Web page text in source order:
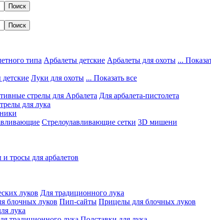
типа Арбалеты детские Арбалеты для охоты ...
Луки для охоты ... Показать все
стрелы для Арбалета Для арбалета-пистолета
для лука
Стрелоулавливающие сетки 3D мишени
и тросы для арбалетов
луков Для традиционного лука
блочных луков Пип-сайты Прицелы для блочных луков
лука